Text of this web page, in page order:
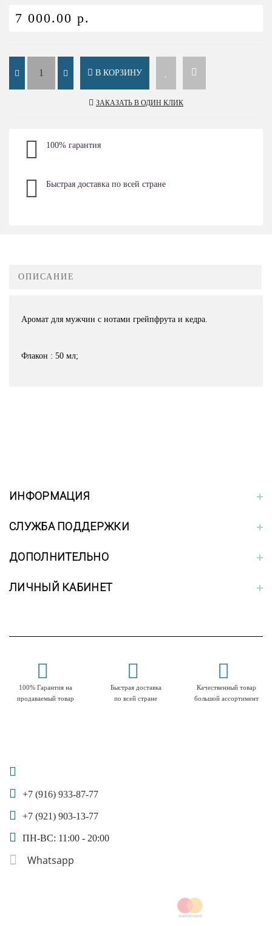
7 000.00 р.
В КОРЗИНУ
ЗАКАЗАТЬ В ОДИН КЛИК
100% гарантия
Быстрая доставка по всей стране
ОПИСАНИЕ
Аромат для мужчин с нотами грейпфрута и кедра.
Флакон : 50 мл;
ИНФОРМАЦИЯ
СЛУЖБА ПОДДЕРЖКИ
ДОПОЛНИТЕЛЬНО
ЛИЧНЫЙ КАБИНЕТ
100% Гарантия на
продаваемый товар
Быстрая доставка
по всей стране
Качественный товар
большой ассортимент
+7 (916) 933-87-77
+7 (921) 903-13-77
ПН-ВС: 11:00 - 20:00
Whatsapp